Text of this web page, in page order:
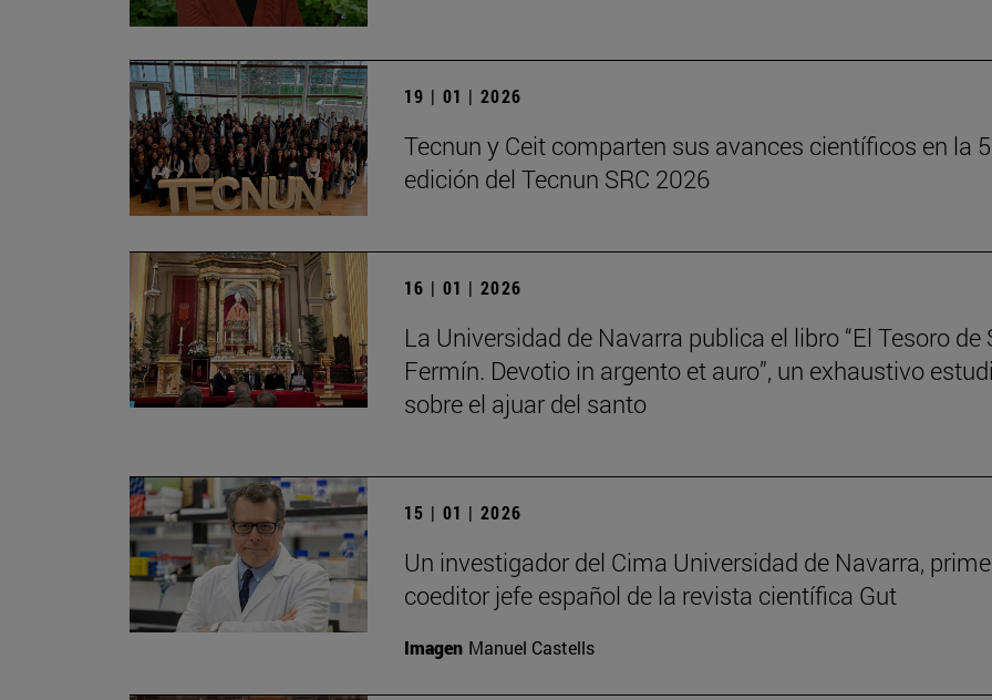
19 | 01 | 2026
Tecnun y Ceit comparten sus avances científicos en la
edición del Tecnun SRC 2026
16 | 01 | 2026
La Universidad de Navarra publica el libro “El Tesoro de
Fermín. Devotio in argento et auro”, un exhaustivo
sobre el ajuar del santo
15 | 01 | 2026
Un investigador del Cima Universidad de Navarra,
coeditor jefe español de la revista científica Gut
Imagen Manuel Castells